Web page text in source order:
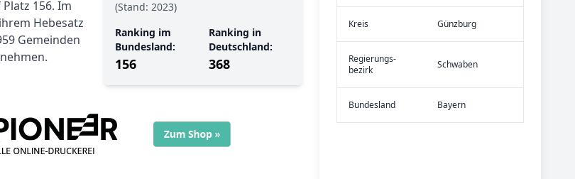
156. Im
Hebesatz
Gemeinden
(Stand: 2023)
Ranking im
Bundesland:
156
Ranking in
Deutschland:
368
Kreis Günzburg
Re­gier­ungs­
bezirk
Schwaben
Bundes­land Bayern